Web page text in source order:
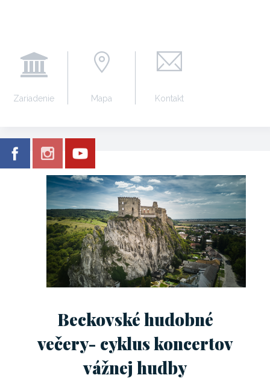
Zariadenie Mapa Kontakt
Beckovské hudobné
večery- cyklus koncertov
vážnej hudby